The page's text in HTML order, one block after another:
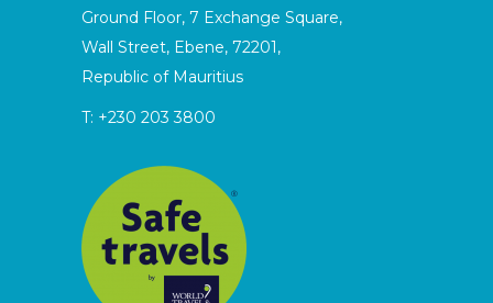
Ground Floor, 7 Exchange Square,
Wall Street, Ebene, 72201,
Republic of Mauritius
T: +230 203 3800